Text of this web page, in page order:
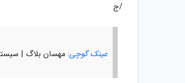
/ج
عینک گوچی: مهسان بلاگ |